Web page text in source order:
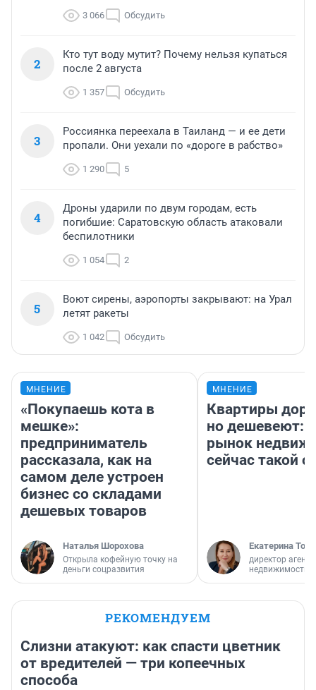
3 066 Обсудить
2
Кто тут воду мутит? Почему нельзя купаться
после 2 августа
1 357 Обсудить
3
Россиянка переехала в Таиланд — и ее дети
пропали. Они уехали по «дороге в рабство»
1 290 5
4
Дроны ударили по двум городам, есть
погибшие: Саратовскую область атаковали
беспилотники
1 054 2
5
Воют сирены, аэропорты закрывают: на Урал
летят ракеты
1 042 Обсудить
МНЕНИЕ
«Покупаешь кота в
мешке»:
предприниматель
рассказала, как на
самом деле устроен
бизнес со складами
дешевых товаров
Наталья Шорохова
Открыла кофейную точку на
деньги соцразвития
МНЕНИЕ
Квартиры
но дешевеют:
рынок
сейчас такой
Екатерина
директор
недвижимости
РЕКОМЕНДУЕМ
Слизни атакуют: как спасти цветник
от вредителей — три копеечных
способа